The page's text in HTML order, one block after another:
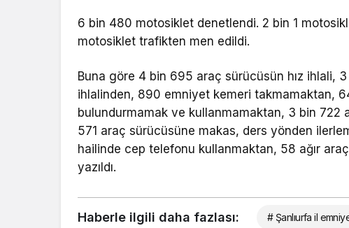
6 bin 480 motosiklet denetlendi. 2 bin 1
motosiklet trafikten men edildi.
Buna göre 4 bin 695 araç sürücüsün hız ihlali, 3
ihlalinden, 890 emniyet kemeri takmamaktan,
bulundurmamak ve kullanmamaktan, 3 bin
571 araç sürücüsüne makas, ders yönden
hailinde cep telefonu kullanmaktan, 58 ağır
yazıldı.
Haberle ilgili daha fazlası: # Şanlıurfa il